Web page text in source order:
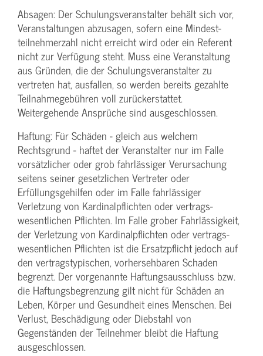
Absagen: Der Schulungs­veranstalter behält sich vor,
Veranstaltungen abzusagen, sofern eine Mindest­
teilnehmerzahl nicht erreicht wird oder ein Referent
nicht zur Verfügung steht. Muss eine Veranstaltung
aus Gründen, die der Schulungs­veranstalter zu
vertreten hat, ausfallen, so werden bereits gezahlte
Teilnahme­gebühren voll zurückerstattet.
Weitergehende Ansprüche sind ausgeschlossen.
Haftung: Für Schäden - gleich aus welchem
Rechtsgrund - haftet der Veranstalter nur im Falle
vorsätzlicher oder grob fahrlässiger Verursachung
seitens seiner gesetzlichen Vertreter oder
Erfüllungsgehilfen oder im Falle fahrlässiger
Verletzung von Kardinalpflichten oder vertrags­
wesentlichen Pflichten. Im Falle grober Fahrlässigkeit,
der Verletzung von Kardinalpflichten oder vertrags­
wesentlichen Pflichten ist die Ersatzpflicht jedoch auf
den vertragstypischen, vorhersehbaren Schaden
begrenzt. Der vorgenannte Haftungs­ausschluss bzw.
die Haftungs­begrenzung gilt nicht für Schäden an
Leben, Körper und Gesundheit eines Menschen. Bei
Verlust, Beschädigung oder Diebstahl von
Gegenständen der Teilnehmer bleibt die Haftung
ausgeschlossen.